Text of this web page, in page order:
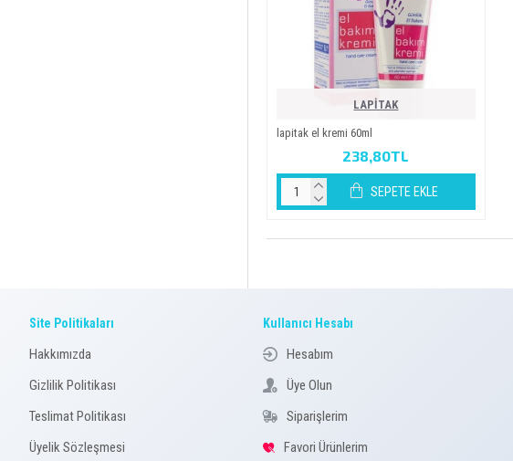
LAPİTAK
lapi̇tak el kremi̇ 60ml
238,80TL
SEPETE EKLE
Site Politikaları
Hakkımızda
Gizlilik Politikası
Teslimat Politikası
Üyelik Sözleşmesi
Kullanıcı Hesabı
Hesabım
Üye Olun
Siparişlerim
Favori Ürünlerim